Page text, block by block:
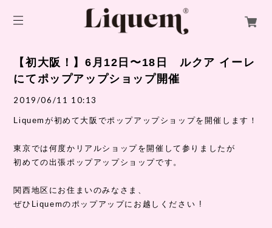
【初大阪！】6月12日〜18日 ルクア イーレ
にてポップアップショップ開催
2019/06/11 10:13
Liquemが初めて大阪でポップアップショップを開催します！
東京では何度かリアルショップを開催して参りましたが
初めての出張ポップアップショップです。
関西地区にお住まいのみなさま、
ぜひLiquemのポップアップにお越しください !